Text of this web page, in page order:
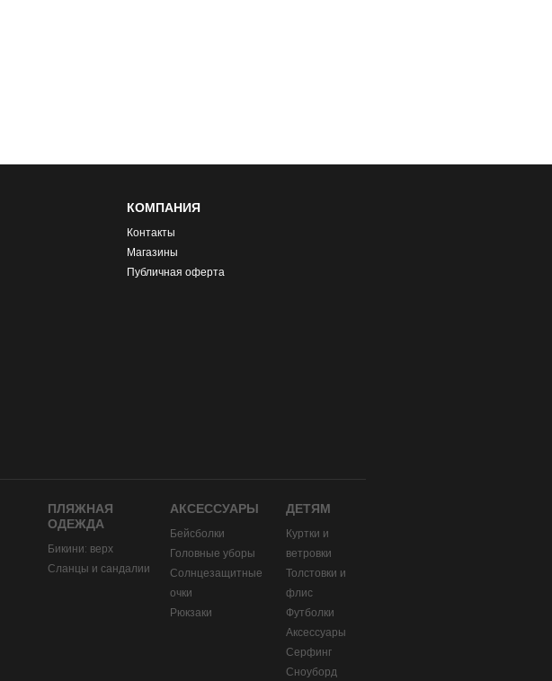
КОМПАНИЯ
Контакты
Магазины
Публичная оферта
ПЛЯЖНАЯ
ОДЕЖДА
Бикини: верх
Сланцы и сандалии
АКСЕССУАРЫ
Бейсболки
Головные уборы
Солнцезащитные
очки
Рюкзаки
ДЕТЯМ
Куртки и
ветровки
Толстовки и
флис
Футболки
Аксессуары
Серфинг
Сноуборд